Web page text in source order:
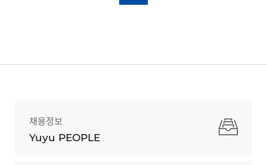
채용정보
Yuyu PEOPLE